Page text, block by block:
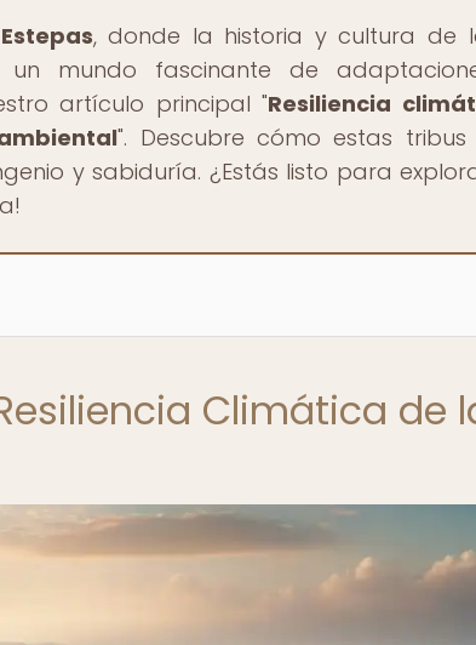
, donde la historia y cultura de
un mundo fascinante de
artículo principal "Resiliencia
". Descubre cómo estas
y sabiduría. ¿Estás listo para
Climática de